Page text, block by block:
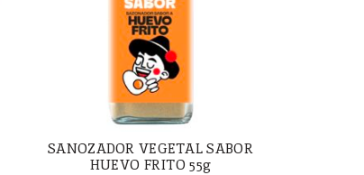
SANOZADOR VEGETAL SABOR
HUEVO FRITO 55g